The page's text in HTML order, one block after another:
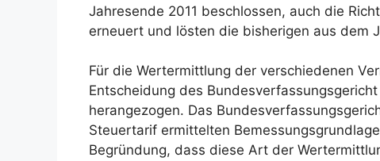
Jahresende 2011 beschlossen, auch die
erneuert und lösten die bisherigen aus dem
Für die Wertermittlung der verschiedenen
Entscheidung des
herangezogen. Das
Steuertarif ermittelten
Begründung, dass diese Art der